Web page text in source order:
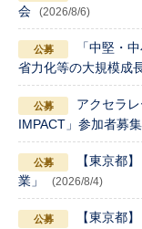
会
(2026/8/6)
「中堅・
省力化等の大規模成
アクセラ
IMPACT」参加者募
【東京都
業」
(2026/8/4)
【東京都